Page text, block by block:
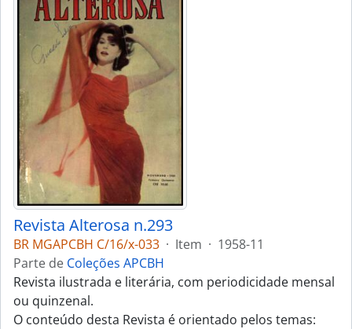
Revista Alterosa n.293
BR MGAPCBH C/16/x-033 · Item · 1958-11
Parte de Coleções APCBH
Revista ilustrada e literária, com periodicidade mensal
ou quinzenal.
O conteúdo desta Revista é orientado pelos temas: